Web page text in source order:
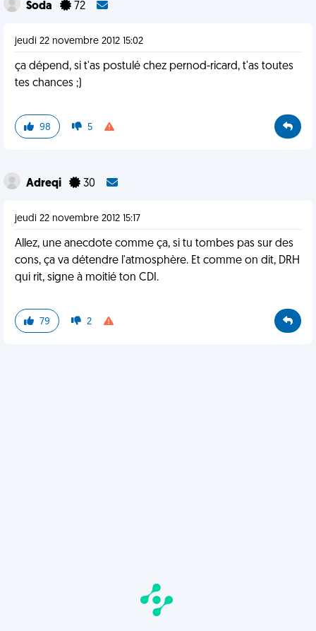
Soda 72
jeudi 22 novembre 2012 15:02
ça dépend, si t'as postulé chez pernod-ricard, t'as toutes
tes chances ;)
98 5
Adreqi 30
jeudi 22 novembre 2012 15:17
Allez, une anecdote comme ça, si tu tombes pas sur des
cons, ça va détendre l'atmosphère. Et comme on dit, DRH
qui rit, signe à moitié ton CDI.
79 2